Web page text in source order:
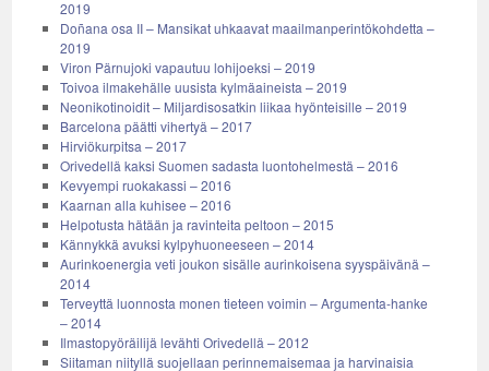
2019
Doñana osa II – Mansikat uhkaavat maailmanperintökohdetta –
2019
Viron Pärnujoki vapautuu lohijoeksi – 2019
Toivoa ilmakehälle uusista kylmäaineista – 2019
Neonikotinoidit – Miljardisosatkin liikaa hyönteisille – 2019
Barcelona päätti vihertyä – 2017
Hirviökurpitsa – 2017
Orivedellä kaksi Suomen sadasta luontohelmestä – 2016
Kevyempi ruokakassi – 2016
Kaarnan alla kuhisee – 2016
Helpotusta hätään ja ravinteita peltoon – 2015
Kännykkä avuksi kylpyhuoneeseen – 2014
Aurinkoenergia veti joukon sisälle aurinkoisena syyspäivänä –
2014
Terveyttä luonnosta monen tieteen voimin – Argumenta-hanke
– 2014
Ilmastopyöräilijä levähti Orivedellä – 2012
Siitaman niityllä suojellaan perinnemaisemaa ja harvinaisia